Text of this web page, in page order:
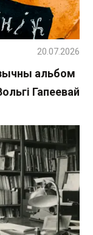
альбом
Гапеевай
20.07.2026